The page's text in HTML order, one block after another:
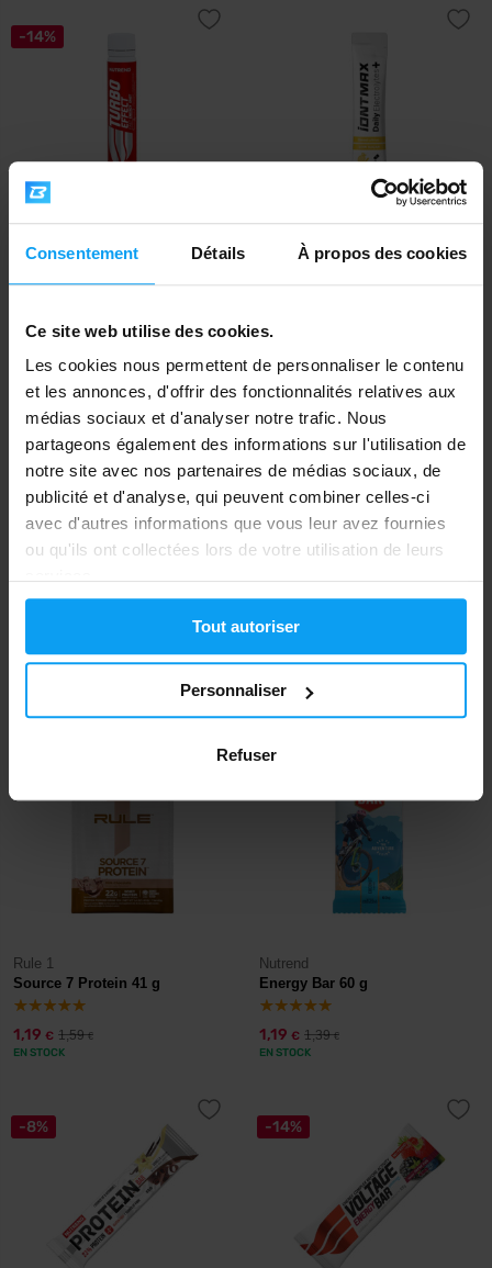
Consentement Détails À propos des cookies
Ce site web utilise des cookies.
Les cookies nous permettent de personnaliser le contenu
et les annonces, d'offrir des fonctionnalités relatives aux
médias sociaux et d'analyser notre trafic. Nous
partageons également des informations sur l'utilisation de
notre site avec nos partenaires de médias sociaux, de
publicité et d'analyse, qui peuvent combiner celles-ci
avec d'autres informations que vous leur avez fournies
ou qu'ils ont collectées lors de votre utilisation de leurs
Tout autoriser
Personnaliser
Refuser
-14%
Turbo Effect Shot 25 ml
EN STOCK
Daily Electrolytes+ 12 g
EN STOCK
-21%
PowerPro
1,19
Nutrend
Excelent Protein Bar 40 g
1,19
EN STOCK
Rule 1
Source 7 Protein 41 g
1,19 € 1,59€
EN STOCK
-14%
Nutrend
Energy Bar 60 g
1,19 € 1,39€
EN STOCK
-8% -14%